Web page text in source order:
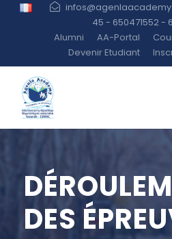
45 - 650471552 -
Alumni
AA-Portal
Devenir Etudiant
DES